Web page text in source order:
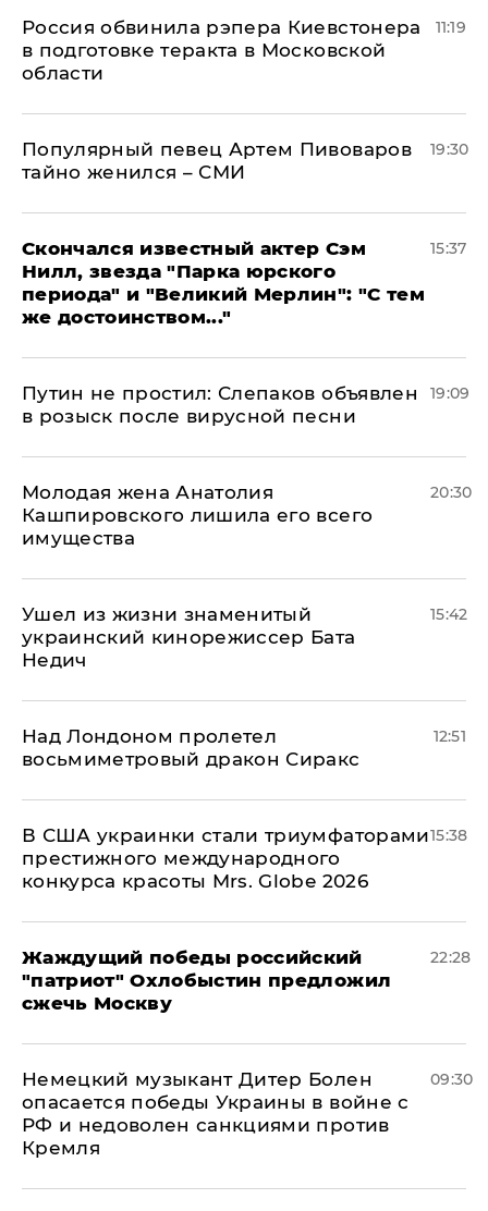
Россия обвинила рэпера Киевстонера
в подготовке теракта в Московской
области
11:19
Популярный певец Артем Пивоваров
тайно женился – СМИ
19:30
Скончался известный актер Сэм
Нилл, звезда "Парка юрского
периода" и "Великий Мерлин": "С тем
же достоинством..."
15:37
Путин не простил: Слепаков объявлен
в розыск после вирусной песни
19:09
Молодая жена Анатолия
Кашпировского лишила его всего
имущества
20:30
Ушел из жизни знаменитый
украинский кинорежиссер Бата
Недич
15:42
Над Лондоном пролетел
восьмиметровый дракон Сиракс
12:51
В США украинки стали триумфаторами
престижного международного
конкурса красоты Mrs. Globe 2026
15:38
Жаждущий победы российский
"патриот" Охлобыстин предложил
сжечь Москву
22:28
Немецкий музыкант Дитер Болен
опасается победы Украины в войне с
РФ и недоволен санкциями против
Кремля
09:30